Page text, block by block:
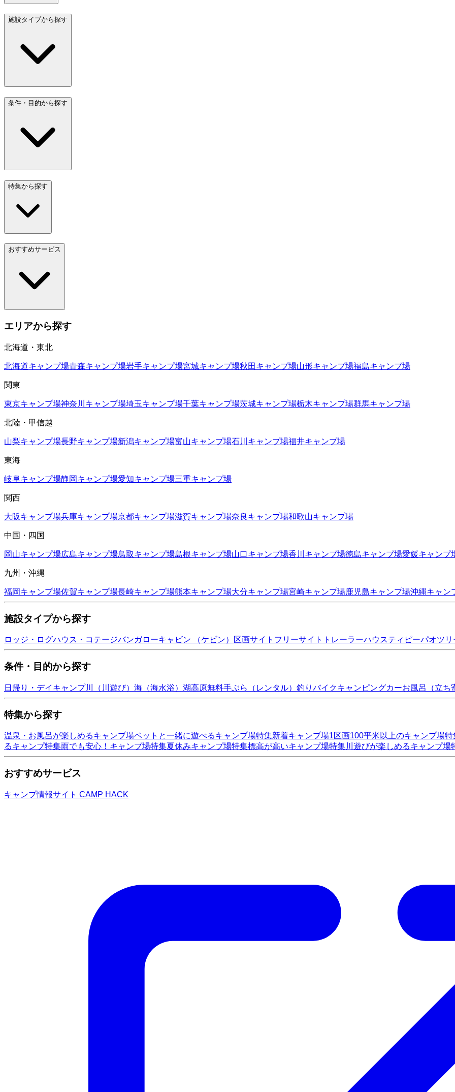
施設タイプから探す
条件・目的から探す
特集から探す
おすすめサービス
エリアから探す
北海道・東北
北海道キャンプ場青森キャンプ場岩手キャンプ場宮城キャンプ場秋田 キャンプ場山形キャンプ場福島キャンプ場
関東
東京キャンプ場神奈川 キャンプ場埼玉キャンプ場千葉キャンプ場茨城キャンプ場栃木キャンプ場群馬キャンプ場
北陸・甲信越
山梨キャンプ場長野キャンプ場新潟キャンプ場富山キャンプ場石川 キャンプ場福井キャンプ場
東海
岐阜キャンプ場静岡キャンプ場愛知キャンプ場三重キャンプ場
関西
大阪キャンプ場兵庫キャンプ場京都キャンプ場滋賀キャンプ場奈良 キャンプ場和歌山キャンプ場
中国・四国
岡山キャンプ場広島キャンプ場鳥取キャンプ場島根キャンプ場山口キャンプ場香川 キャンプ場徳島キャンプ場愛媛キャンプ
九州・沖縄
福岡キャンプ場佐賀キャンプ場長崎キャンプ場熊本キャンプ場大分キャンプ場宮崎キャンプ場鹿児島キャンプ場沖縄キャン
施設タイプから探す
ロッジ・ログハウス・コテージバンガローキャビン （ケビン） 区画サイト フリーサイト トレーラーハウスティピーパオツリ
条件・目的から探す
日帰り・デイキャンプ川（川遊び） 海（海水浴） 湖高原無料手ぶら（レンタル） 釣り バイクキャンピングカーお風呂（立ち
特集から探す
温泉・お風呂が楽しめるキャンプ場ペットと一緒に遊べるキャンプ場特集新着キャンプ場1区画100平米以上のキャンプ場特
るキャンプ特集雨でも安心！キャンプ場特集夏休みキャンプ場特集標高が高いキャンプ場特集川遊びが楽しめるキャンプ場
おすすめサービス
キャンプ情報サイト CAMP HACK